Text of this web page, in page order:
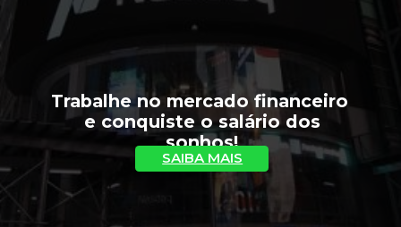
Trabalhe no mercado financeiro
e conquiste o salário dos
sonhos!
SAIBA MAIS